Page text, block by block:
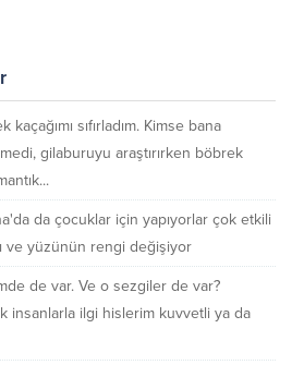
sıfırladım. Kimse bana
gilaburuyu araştırırken böbrek
da çocuklar için yapıyorlar çok etkili
ve yüzünün rengi değişiyor
de var. Ve o sezgiler de var?
insanlarla ilgi hislerim kuvvetli ya da